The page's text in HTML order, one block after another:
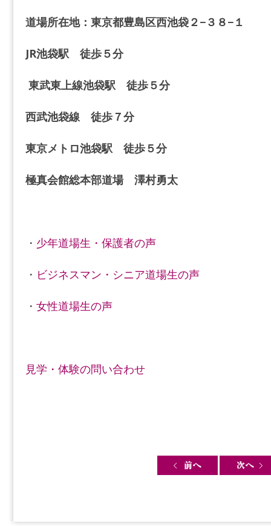
道場所在地：東京都豊島区西池袋２−３８−１
JR池袋駅 徒歩５分
東武東上線池袋駅 徒歩５分
西武池袋線 徒歩７分
東京メトロ池袋駅 徒歩５分
極真会館総本部道場 澤村勇太
・ 少年道場生・保護者の声
・ ビジネスマン・シニア道場生の声
・ 女性道場生の声
見学・体験の問い合わせ